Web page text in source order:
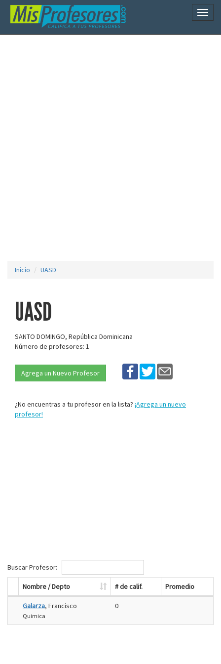
Inicio UASD
UASD
SANTO DOMINGO, República Dominicana
Número de profesores: 1
Agrega un Nuevo Profesor
¿No encuentras a tu profesor en la lista? ¡Agrega un nuevo
profesor!
Buscar Profesor:
Nombre / Depto # de calif. Promedio
Galarza, Francisco
Quimica
0